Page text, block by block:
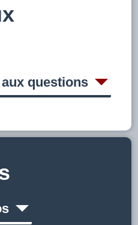
questions